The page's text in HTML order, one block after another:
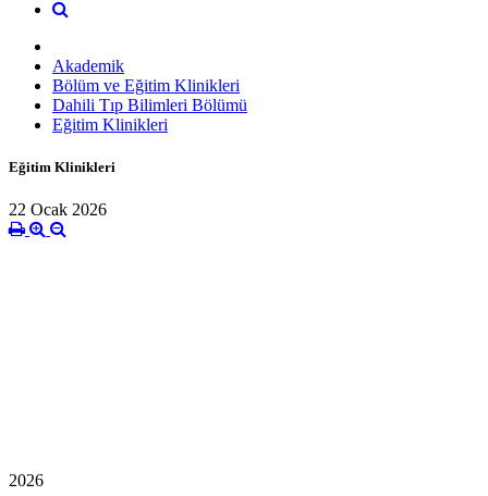
Akademik
Bölüm ve Eğitim Klinikleri
Dahili Tıp Bilimleri Bölümü
Eğitim Klinikleri
Eğitim Klinikleri
22 Ocak 2026
2026